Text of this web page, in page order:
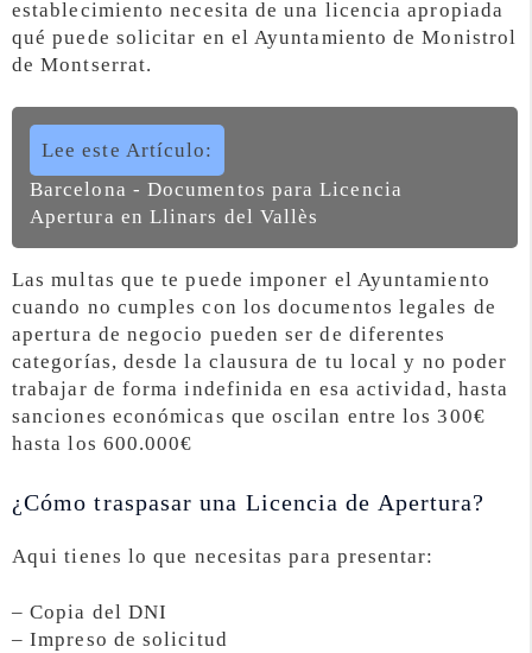
establecimiento necesita de una licencia apropiada
qué puede solicitar en el Ayuntamiento de Monistrol
de Montserrat.
Lee este Artículo:
Barcelona - Documentos para Licencia
Apertura en Llinars del Vallès
Las multas que te puede imponer el Ayuntamiento
cuando no cumples con los documentos legales de
apertura de negocio pueden ser de diferentes
categorías, desde la clausura de tu local y no poder
trabajar de forma indefinida en esa actividad, hasta
sanciones económicas que oscilan entre los 300€
hasta los 600.000€
¿Cómo traspasar una Licencia de Apertura?
Aqui tienes lo que necesitas para presentar:
– Copia del DNI
– Impreso de solicitud